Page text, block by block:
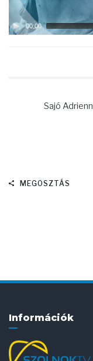
00:00
Sajó Adrienn
MEGOSZTÁS
Információk